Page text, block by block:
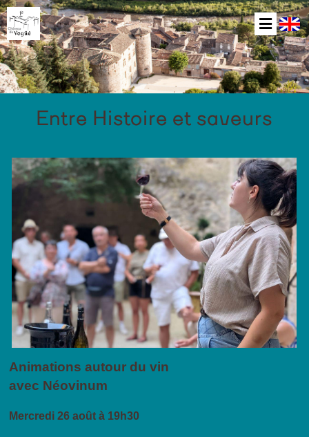
Entre Histoire et saveurs
Animations autour du vin
avec Néovinum
Mercredi 26 août à 19h30